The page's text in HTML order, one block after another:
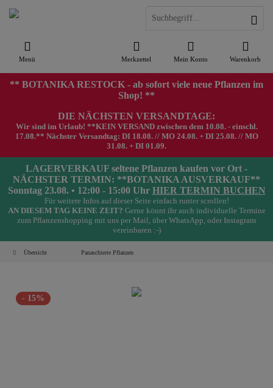
Menü Warenkorb
Merkzettel Mein Konto
** BOTANIKA RESTOCK - ab sofort viele neue Pflanzen im
Shop! **
DIE NÄCHSTEN VERSANDTAGE:
Wir sind im Urlaub! **KEIN VERSAND zwischen dem 10.08. - einschl.
17.08.** Nächster Versandtag: DI 18.08. // MO 24.08. + DI 25.08. // MO
31.08. + DI 01.09.
LAGERVERKAUF seltene Pflanzen kaufen vor Ort -
NÄCHSTER TERMIN: **BOTANIKA AUSVERKAUF**
Sonntag 23.08. • 12:00 - 15:00 Uhr HIER TERMIN BUCHEN
Für weitere Infos auf dieser Seite einfach runter scrollen!
AN DIESEM TAG KEINE ZEIT? Gerne könnt ihr auch individuelle Termine
zum Pflanzenshopping mit uns per Mail, über WhatsApp, oder Instagram
vereinbaren :-)
Übersicht Panaschierte Pflanzen
- 15%